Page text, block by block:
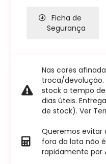
Ficha de
Segurança
Nas cores
troca/devolução.
stock o tempo
dias úteis.
de stock). Ver
Queremos evitar
fora da lata não
rapidamente por